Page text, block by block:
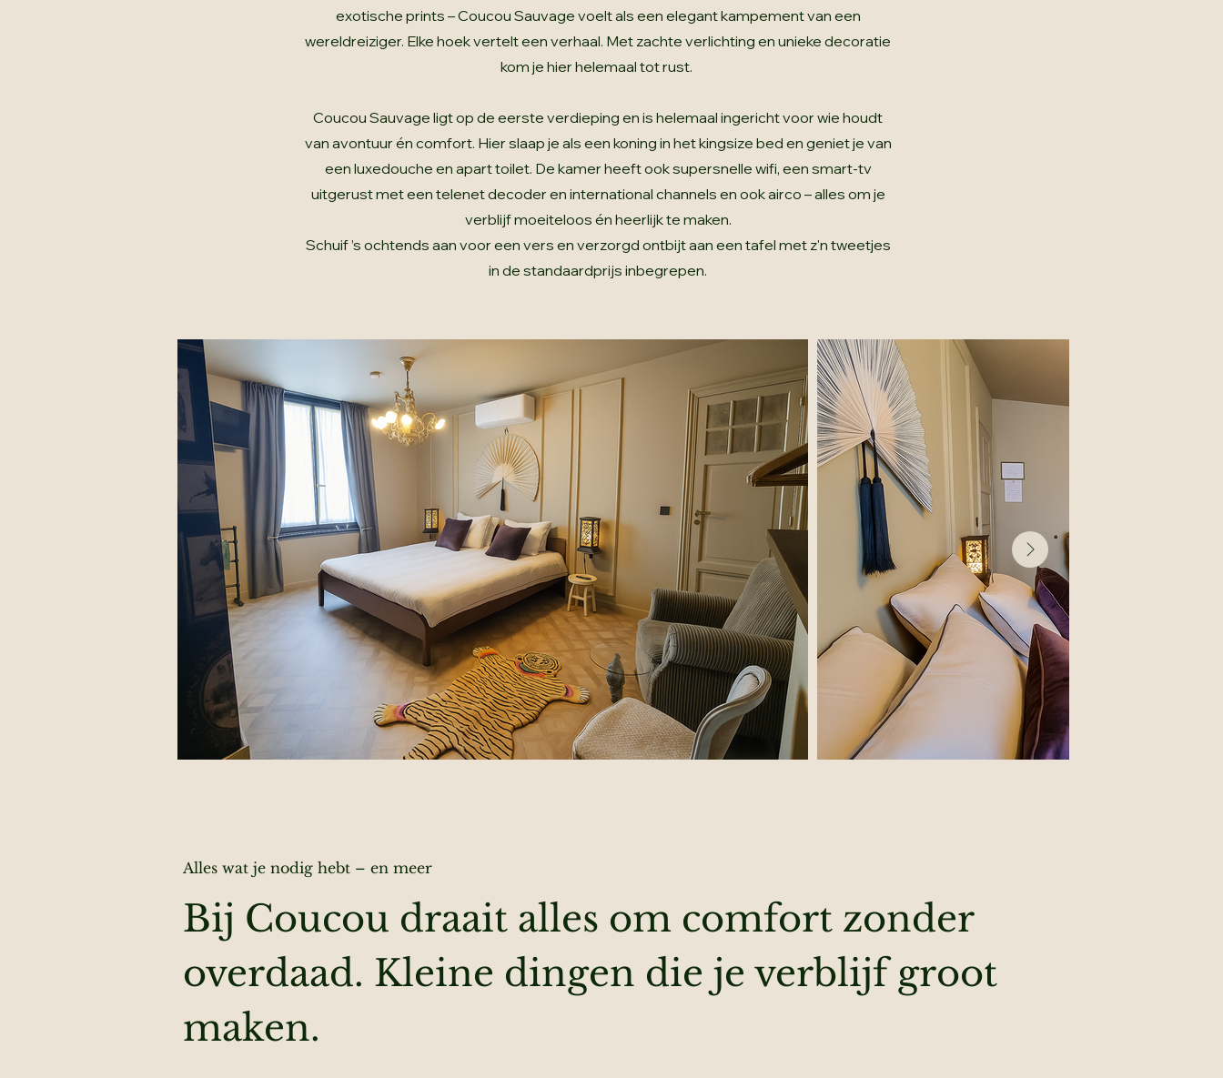
exotische prints – Coucou Sauvage voelt als een elegant kampement van een
wereldreiziger. Elke hoek vertelt een verhaal. Met zachte verlichting en unieke decoratie
kom je hier helemaal tot rust.
Coucou Sauvage ligt op de eerste verdieping en is helemaal ingericht voor wie houdt
van avontuur én comfort. Hier slaap je als een koning in het kingsize bed en geniet je van
een luxedouche en apart toilet. De kamer heeft ook supersnelle wifi, een smart-tv
uitgerust met een telenet decoder en international channels en ook airco – alles om je
verblijf moeiteloos én heerlijk te maken.
Schuif ’s ochtends aan voor een vers en verzorgd ontbijt aan een tafel met z'n tweetjes
in de standaardprijs inbegrepen.
Alles wat je nodig hebt – en meer
Bij Coucou draait alles om comfort zonder
overdaad. Kleine dingen die je verblijf groot
maken.